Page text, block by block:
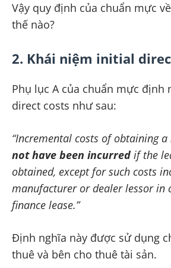
Vậy quy định của chuẩn mực
thế nào?
2. Khái niệm initial
Phụ lục A của chuẩn mực định
direct costs như sau:
“Incremental costs of obtaining
not have been incurred if the
obtained, except for such costs
manufacturer or dealer lessor in
finance lease.”
Định nghĩa này được sử dụng
thuê và bên cho thuê tài sản.